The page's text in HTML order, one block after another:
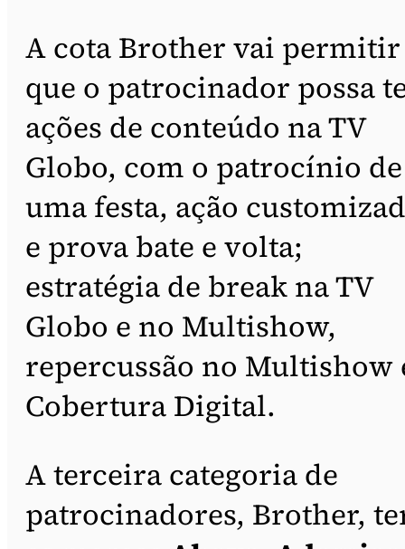
A cota Brother vai permitir
que o patrocinador possa
ações de conteúdo na TV
Globo, com o patrocínio de
uma festa, ação
e prova bate e volta;
estratégia de break na TV
Globo e no Multishow,
repercussão no Multishow
Cobertura Digital.
A terceira categoria de
patrocinadores, Brother,